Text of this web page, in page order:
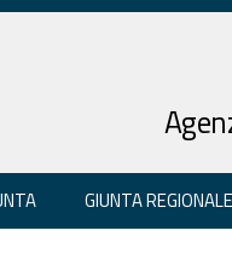
GIUNTA REGIONALE